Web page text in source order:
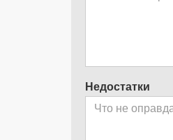
Недостатки